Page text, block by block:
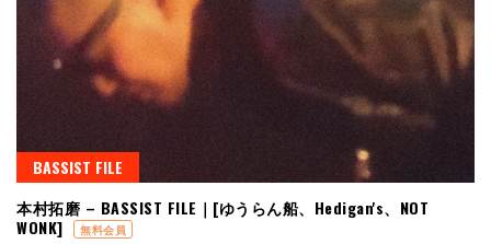
BASSIST FILE
本村拓磨 – BASSIST FILE｜[ゆうらん船、Hedigan's、NOT
WONK]
無料会員